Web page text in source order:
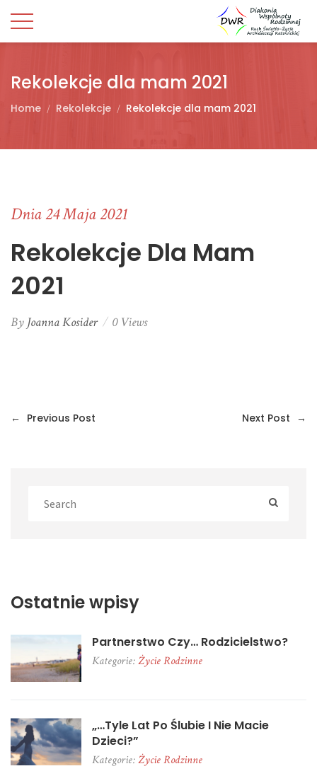
Rekolekcje dla mam 2021
Home Rekolekcje Rekolekcje dla mam 2021
Dnia 24 Maja 2021
Rekolekcje Dla Mam
2021
By Joanna Kosider 0 Views
← Previous Post Next Post →
Ostatnie wpisy
Partnerstwo Czy… Rodzicielstwo?
Kategorie:Życie Rodzinne
„…tyle Lat Po Ślubie I Nie Macie
Dzieci?”
Kategorie:Życie Rodzinne